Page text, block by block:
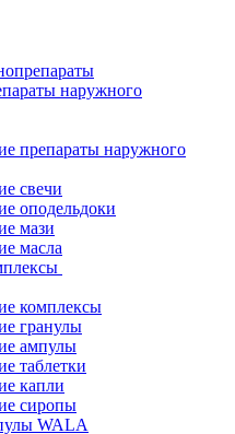
наружного
препараты наружного
свечи
оподельдоки
мази
масла
комплексы
гранулы
ампулы
таблетки
капли
сиропы
WALA